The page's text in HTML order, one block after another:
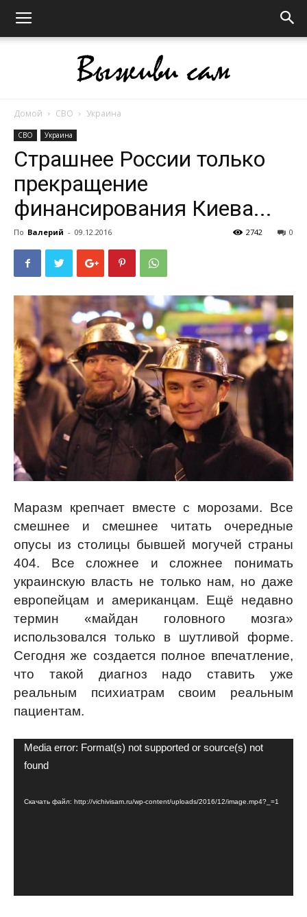
Домой СВО Украина
СВО Украина
Страшнее России только
прекращение
финансирования Киева...
По Валерий - 09.12.2016 0
2742
Маразм крепчает вместе с морозами. Все
смешнее и смешнее читать очередные
опусы из столицы бывшей могучей страны
404. Все сложнее и сложнее понимать
украинскую власть не только нам, но даже
европейцам и американцам. Ещё недавно
термин «майдан головного мозга»
использовался только в шутливой форме.
Сегодня же создается полное впечатление,
что такой диагноз надо ставить уже
реальным психиатрам своим реальным
пациентам.
Видеоплеер
Media error: Format(s) not supported or source(s) not
found
Скачать файл: http://vichivisam.ru/wp-content/uploads/2016/12/image.mp4?_=1